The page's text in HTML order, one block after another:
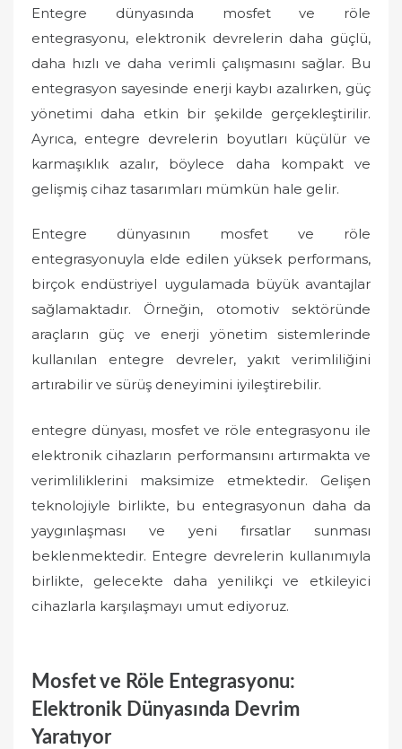
Entegre dünyasında mosfet ve röle
entegrasyonu, elektronik devrelerin daha güçlü,
daha hızlı ve daha verimli çalışmasını sağlar. Bu
entegrasyon sayesinde enerji kaybı azalırken, güç
yönetimi daha etkin bir şekilde gerçekleştirilir.
Ayrıca, entegre devrelerin boyutları küçülür ve
karmaşıklık azalır, böylece daha kompakt ve
gelişmiş cihaz tasarımları mümkün hale gelir.
Entegre dünyasının mosfet ve röle
entegrasyonuyla elde edilen yüksek performans,
birçok endüstriyel uygulamada büyük avantajlar
sağlamaktadır. Örneğin, otomotiv sektöründe
araçların güç ve enerji yönetim sistemlerinde
kullanılan entegre devreler, yakıt verimliliğini
artırabilir ve sürüş deneyimini iyileştirebilir.
entegre dünyası, mosfet ve röle entegrasyonu ile
elektronik cihazların performansını artırmakta ve
verimliliklerini maksimize etmektedir. Gelişen
teknolojiyle birlikte, bu entegrasyonun daha da
yaygınlaşması ve yeni fırsatlar sunması
beklenmektedir. Entegre devrelerin kullanımıyla
birlikte, gelecekte daha yenilikçi ve etkileyici
cihazlarla karşılaşmayı umut ediyoruz.
Mosfet ve Röle Entegrasyonu:
Elektronik Dünyasında Devrim
Yaratıyor